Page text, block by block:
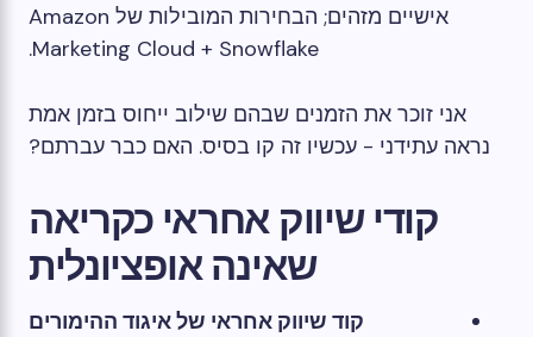
אישיים מזהים; הבחירות המובילות של Amazon
Marketing Cloud + Snowflake.
אני זוכר את הזמנים שבהם שילוב ייחוס בזמן אמת
נראה עתידני - עכשיו זה קו בסיס. האם כבר עברתם?
קודי שיווק אחראי כקריאה
שאינה אופציונלית
קוד שיווק אחראי של איגוד ההימורים